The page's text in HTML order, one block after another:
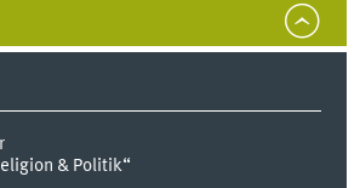
& Politik“